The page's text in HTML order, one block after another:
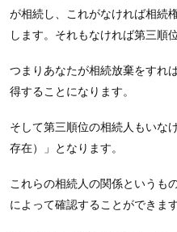
が相続し、これがなければ相続
します。それもなければ第三順
つまりあなたが相続放棄をすれ
得することになります。
そして第三順位の相続人もいな
存在）」となります。
これらの相続人の関係というも
によって確認することができます